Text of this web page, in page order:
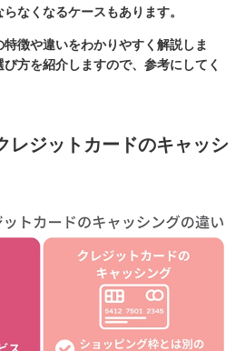
なくなるケースもあります。
徴や違いをわかりやすく解説しま
方を紹介しますので、参考にしてく
レジットカードのキャッシ